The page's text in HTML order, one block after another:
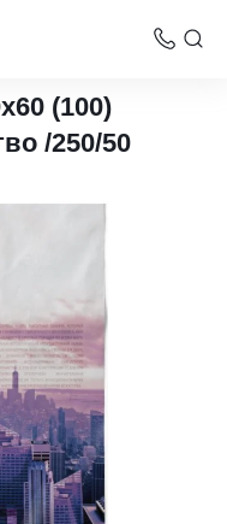
(100)
/250/50